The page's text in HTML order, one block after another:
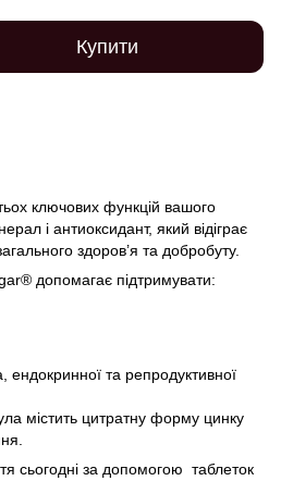
Купити
ключових функцій вашого
і антиоксидант, який відіграє
здоров’я та добробуту.
допомагає підтримувати:
ендокринної та репродуктивної
містить цитратну форму цинку
сьогодні за допомогою таблеток